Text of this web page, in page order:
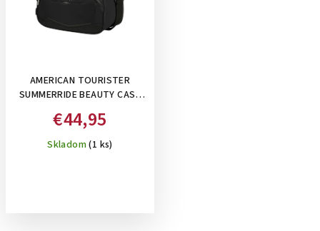
AMERICAN TOURISTER
SUMMERRIDE BEAUTY CASE
15 L
€44,95
Skladom(1 ks)